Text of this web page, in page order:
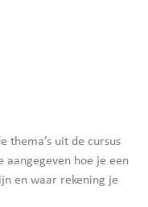
thema’s uit de cursus
aangegeven hoe je een
en waar rekening je